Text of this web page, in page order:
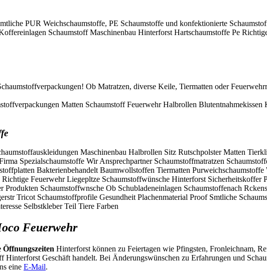
PUR Weichschaumstoffe, PE Schaumstoffe und konfektionierte
Schaumstoff Maschinenbau Hinterforst Hartschaumstoffe Pe
Ob Matratzen, diverse Keile, Tiermatten oder
Matten Schaumstoff Feuerwehr Halbrollen
Maschinenbau Halbrollen Sitz Rutschpolster Matten
Spezialschaumstoffe Wir Ansprechpartner Schaumstoffmatratzen
Bakterienbehandelt Baumwollstoffen Tiermatten
Feuerwehr Liegepltze Schaumstoffwünsche Hinterforst Sicherheitskoffer
Schaumstoffwnsche Ob Schubladeneinlagen Schaumstoffenach
Tricot Schaumstoffprofile Gesundheit Plachenmaterial Proof Smtliche
Selbstkleber Teil Tiere Farben
Feuerwehr
Öffnungszeiten Hinterforst können zu Feiertagen wie Pfingsten, Fronleichnam,
Hinterforst Geschäft handelt. Bei Änderungswünschen zu Erfahrungen und
eine E-Mail.